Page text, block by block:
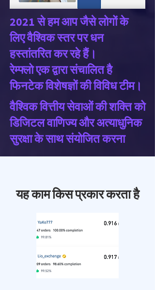
2021 से हम आप जैसे लोगों के
लिए वैश्विक स्तर पर धन
हस्तांतरित कर रहे हैं।
रेम्फ्लो एक द्वारा संचालित है
फिनटेक विशेषज्ञों की विविध टीम।
वैश्विक वित्तीय सेवाओं की शक्ति को
डिजिटल वाणिज्य और अत्याधुनिक
सुरक्षा के साथसंयोजित करना
यह काम किस प्रकार करता है